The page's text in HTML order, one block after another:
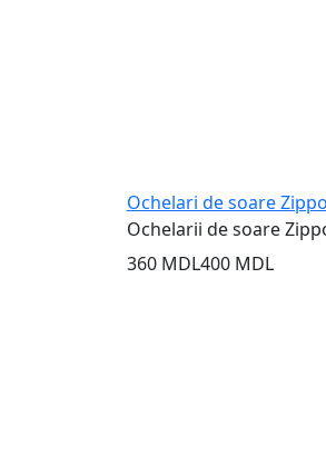
Ochelari de soare
Ochelarii de soare
360 MDL400 MDL